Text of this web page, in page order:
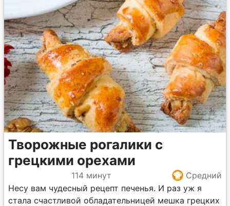
Творожные рогалики с
грецкими орехами
114 минут
Средний
Несу вам чудесный рецепт печенья. И раз уж я
стала счастливой обладательницей мешка грецких